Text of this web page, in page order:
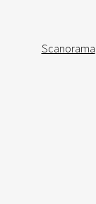
Scanorama